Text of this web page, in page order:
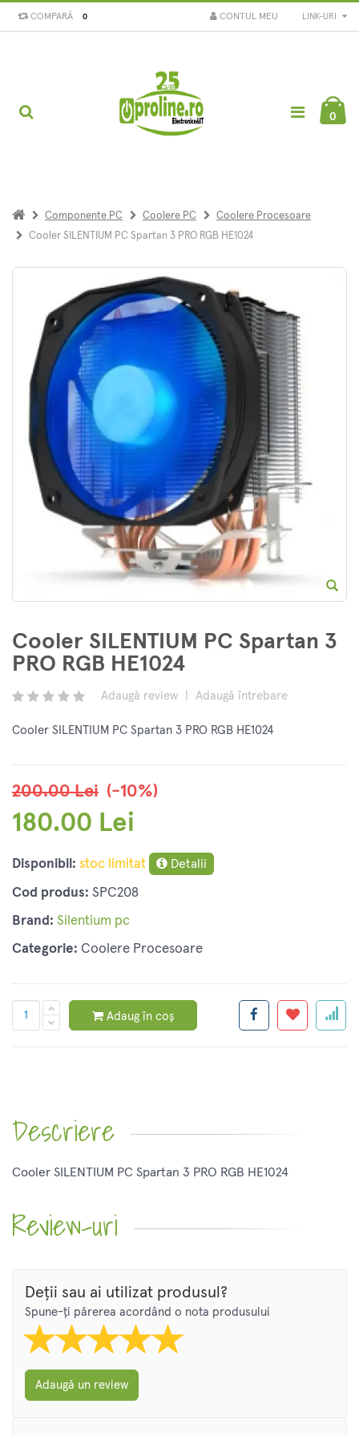
COMPARĂ 0 LINK-URI
CONTUL MEU
0
Componente PC Coolere PC
Coolere Procesoare
Cooler SILENTIUM PC Spartan 3 PRO RGB HE1024
Cooler SILENTIUM PC Spartan 3
PRO RGB HE1024
Adaugă review Adaugă întrebare
Cooler SILENTIUM PC Spartan 3 PRO RGB HE1024
200.00 Lei (-10%)
180.00 Lei
Disponibil: stoc limitat Detalii
Cod produs: SPC208
Brand: Silentium pc
Categorie: Coolere Procesoare
Adaug în coș
Descriere
Cooler SILENTIUM PC Spartan 3 PRO RGB HE1024
Review-uri
Deții sau ai utilizat produsul?
Spune-ți părerea acordând o nota produsului
Adaugă un review